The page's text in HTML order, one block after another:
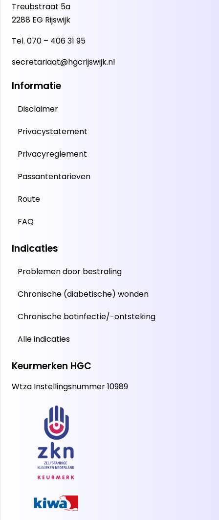
Treubstraat 5a
2288 EG Rijswijk
Tel. 070 – 406 31 95
secretariaat@hgcrijswijk.nl
Informatie
Disclaimer
Privacystatement
Privacyreglement
Passantentarieven
Route
FAQ
Indicaties
Problemen door bestraling
Chronische (diabetische) wonden
Chronische botinfectie/-ontsteking
Alle indicaties
Keurmerken HGC
Wtza Instellingsnummer 10989